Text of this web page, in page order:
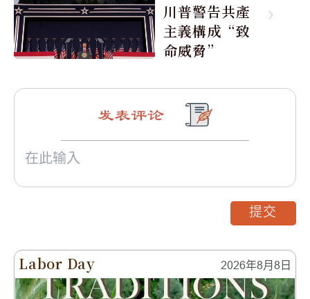
川普警告共產
主義構成“致
命威脅”
Labor Day 2026年8月8日
发表评论
提交